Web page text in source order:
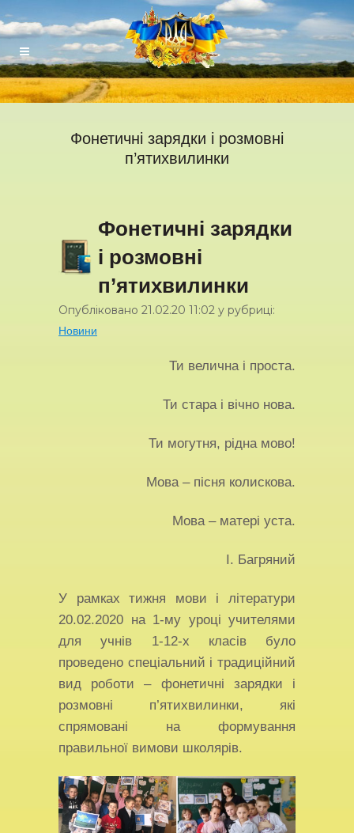
Фонетичні зарядки і розмовні
п’ятихвилинки
Фонетичні зарядки
і розмовні
п’ятихвилинки
Опубліковано 21.02.20 11:02 у рубриці:
Новини
Ти велична і проста.
Ти стара і вічно нова.
Ти могутня, рідна мово!
Мова – пісня колискова.
Мова – матері уста.
І. Багряний
У рамках тижня мови і літератури
20.02.2020 на 1-му уроці учителями
для учнів 1-12-х класів було
проведено спеціальний і традиційний
вид роботи – фонетичні зарядки і
розмовні п’ятихвилинки, які
спрямовані на формування
правильної вимови школярів.